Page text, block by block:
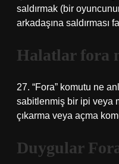
saldırmak (bir
arkadaşına saldırması
Halatlar fora
27. “Fora” komutu ne
sabitlenmiş bir ipi veya
çıkarma veya açma
Duygular